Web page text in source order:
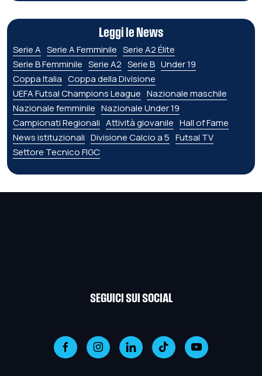
Leggi le News
Serie A Serie A Femminile Serie A2 Élite
Serie B Femminile Serie A2 Serie B Under 19
Coppa Italia Coppa della Divisione
UEFA Futsal Champions League Nazionale maschile
Nazionale femminile Nazionale Under 19
Campionati Regionali Attività giovanile Hall of Fame
News istituzionali Divisione Calcio a 5 Futsal TV
Settore Tecnico FIGC
SEGUICI SUI SOCIAL